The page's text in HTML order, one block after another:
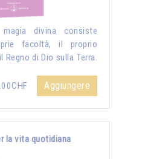
divina consiste
facoltà, il proprio
Regno di Dio sulla Terra.
Aggiungere
la vita quotidiana